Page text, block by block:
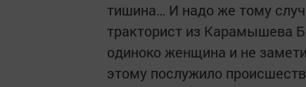
тишина… И надо же тому
тракторист из Карамышева
одиноко женщина и не
этому послужило